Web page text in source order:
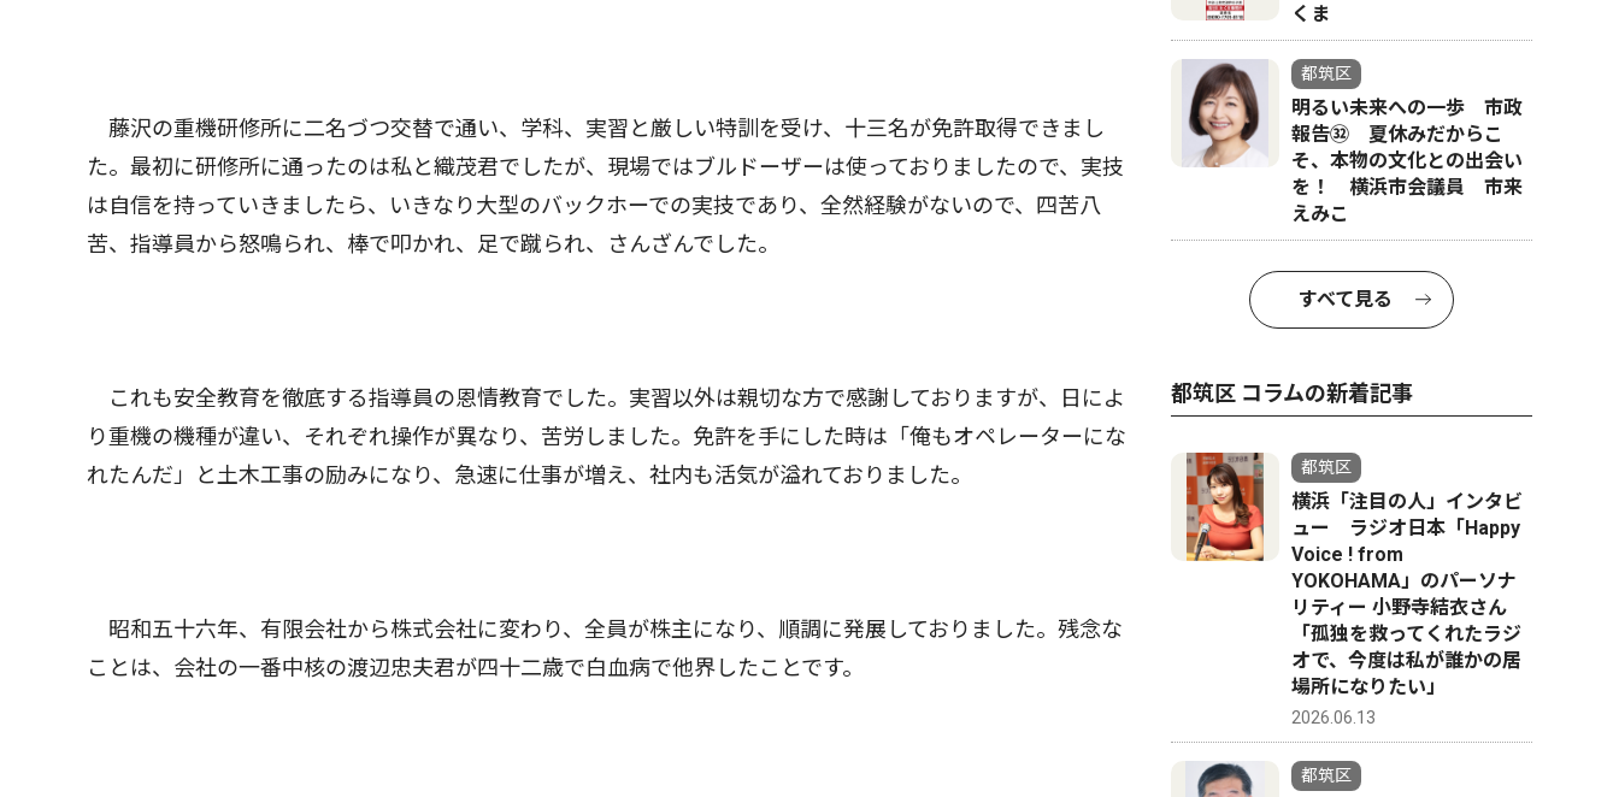
藤沢の重機研修所に二名づつ交替で通い、学科、実習と厳しい特訓を受け、十三名が免許取得できまし
た。最初に研修所に通ったのは私と織茂君でしたが、現場ではブルドーザーは使っておりましたので、実技
は自信を持っていきましたら、いきなり大型のバックホーでの実技であり、全然経験がないので、四苦八
苦、指導員から怒鳴られ、棒で叩かれ、足で蹴られ、さんざんでした。
これも安全教育を徹底する指導員の恩情教育でした。実習以外は親切な方で感謝しておりますが、日によ
り重機の機種が違い、それぞれ操作が異なり、苦労しました。免許を手にした時は「俺もオペレーターにな
れたんだ」と土木工事の励みになり、急速に仕事が増え、社内も活気が溢れておりました。
昭和五十六年、有限会社から株式会社に変わり、全員が株主になり、順調に発展しておりました。残念な
ことは、会社の一番中核の渡辺忠夫君が四十二歳で白血病で他界したことです。
くま
都筑区
明るい未来への一歩 市政
報告㉜ 夏休みだからこ
そ、本物の文化との出会い
を！ 横浜市会議員 市来
えみこ
すべて見る
都筑区 コラムの新着記事
都筑区
横浜「注目の人」インタビ
ュー ラジオ日本「Happy
Voice ! from
YOKOHAMA」のパーソナ
リティー 小野寺結衣さん
「孤独を救ってくれたラジ
オで、今度は私が誰かの居
場所になりたい」
2026.06.13
都筑区